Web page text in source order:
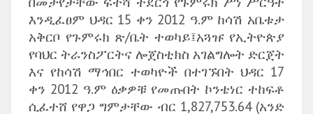
እንዲፈፀም ህዳር 15 ቀን 2012 ዓ.ም ከሳሽ አቤቱታ
አቅርቦ የጉምሩክ ጽ/ቤት ተወካይ፤አጓዡ የኢትዮጵያ
የባህር ትራንስፖርትና ሎጀስቲክስ አገልግሎት ድርጀት
እና የከሳሽ ማኅበር ተወካዮች በተገኙበት ህዳር 17
ቀን 2012 ዓ.ም ዕቃዎቹ የመጡበት ኮንቴነር ተከፍቶ
ሲፈተሸ የዋጋ ግምታቸው ብር 1,827,753.64 (አንድ